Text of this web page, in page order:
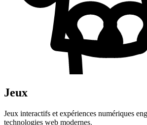
Jeux
Jeux interactifs et expériences numériques
technologies web modernes.